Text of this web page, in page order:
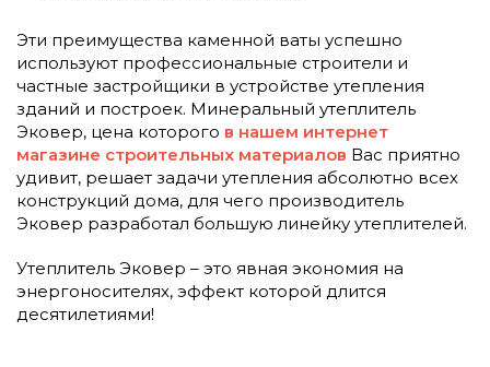
Эти преимущества каменной ваты успешно
используют профессиональные строители и
частные застройщики в устройстве утепления
зданий и построек. Минеральный утеплитель
Эковер, цена которого в нашем интернет
магазине строительных материалов Вас приятно
удивит, решает задачи утепления абсолютно всех
конструкций дома, для чего производитель
Эковер разработал большую линейку утеплителей.
Утеплитель Эковер – это явная экономия на
энергоносителях, эффект которой длится
десятилетиями!